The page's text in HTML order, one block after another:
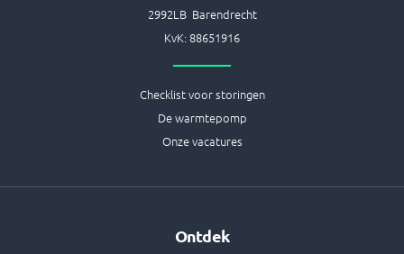
2992LB Barendrecht
KvK: 88651916
Checklist voor storingen
De warmtepomp
Onze vacatures
Ontdek